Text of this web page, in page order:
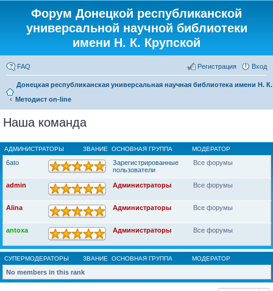
Форум Донецкой республиканской
универсальной научной библиотеки
имени Н. К. Крупской
FAQ Вход
Регистрация
Донецкая республиканская универсальная научная библиотека имени Н.
Методист on-line
Наша команда
ЗВАНИЕ
АДМИНИСТРАТОРЫ ОСНОВНАЯ ГРУППА МОДЕРАТОР
6ato
Зарегистрированные
пользователи
Все форумы
admin Администраторы Все форумы
Alina Администраторы Все форумы
antoxa Администраторы Все форумы
ЗВАНИЕ
СУПЕРМОДЕРАТОРЫ ОСНОВНАЯ ГРУППА МОДЕРАТОР
No members in this rank